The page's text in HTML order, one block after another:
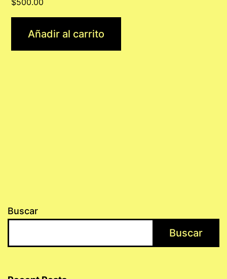
$500.00
Añadir al carrito
Buscar
Buscar